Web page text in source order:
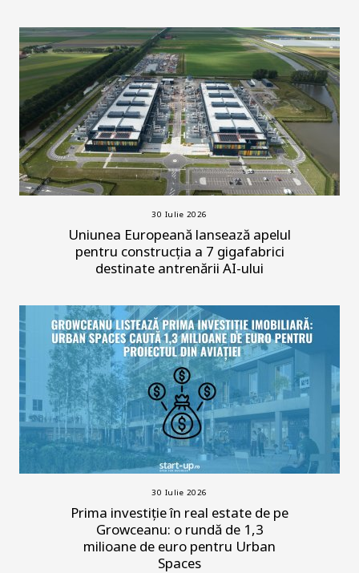
30 Iulie 2026
Uniunea Europeană lansează apelul
pentru construcția a 7 gigafabrici
destinate antrenării AI-ului
30 Iulie 2026
Prima investiție în real estate de pe
Growceanu: o rundă de 1,3
milioane de euro pentru Urban
Spaces